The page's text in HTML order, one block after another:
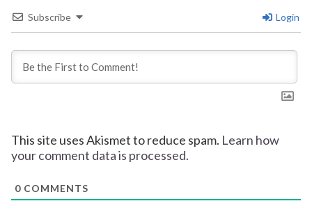
Subscribe Login
This site uses Akismet to reduce spam. Learn how
your comment data is processed.
0 COMMENTS